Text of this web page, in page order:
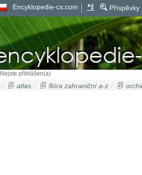
Encyklopedie-cs.com Příspěvky
Nejste přihlášen(a)
atlas flóra zahraniční a-z